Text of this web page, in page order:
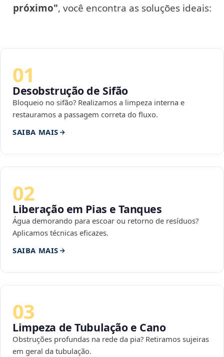
próximo", você encontra as soluções ideais:
01
Desobstrução de Sifão
Bloqueio no sifão? Realizamos a limpeza interna e
restauramos a passagem correta do fluxo.
SAIBA MAIS
02
Liberação em Pias e Tanques
Água demorando para escoar ou retorno de resíduos?
Aplicamos técnicas eficazes.
SAIBA MAIS
03
Limpeza de Tubulação e Cano
Obstruções profundas na rede da pia? Retiramos sujeiras
em geral da tubulação.